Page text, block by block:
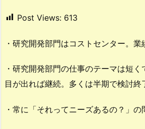
Post Views: 613
・研究開発部門はコストセンター。業
・研究開発部門の仕事のテーマは短く
目が出れば継続。多くは半期で検討終
・常に「それってニーズあるの？」の